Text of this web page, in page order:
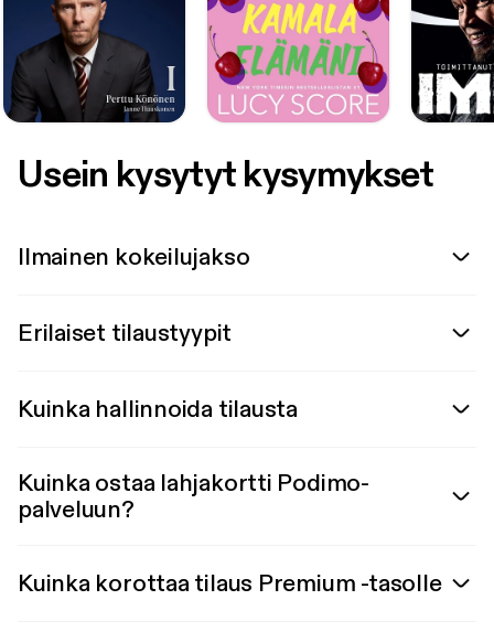
Usein kysytyt kysymykset
Ilmainen kokeilujakso
Erilaiset tilaustyypit
Kuinka hallinnoida tilausta
Kuinka ostaa lahjakortti Podimo-
palveluun?
Kuinka korottaa tilaus Premium -tasolle